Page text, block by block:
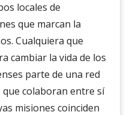
locales de
que marcan la
Cualquiera que
cambiar la vida de los
parte de una red
que colaboran entre sí
misiones coinciden